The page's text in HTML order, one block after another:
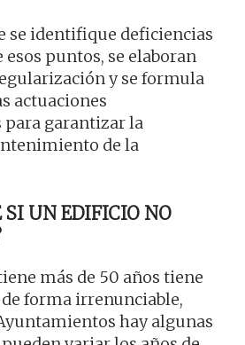
se identifique deficiencias
esos puntos, se elaboran
y se formula
actuaciones
garantizar la
de la
SI UN EDIFICIO NO
más de 50 años tiene
de forma irrenunciable,
hay algunas